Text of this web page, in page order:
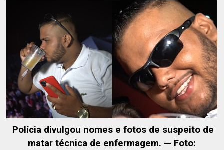
Polícia divulgou nomes e fotos de suspeito de
matar técnica de enfermagem. — Foto: